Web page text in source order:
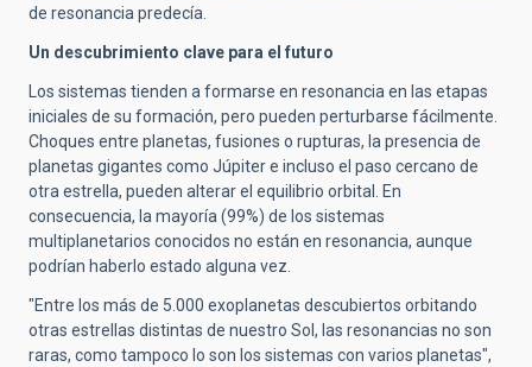
de resonancia predecía.
Un descubrimiento clave para el futuro
Los sistemas tienden a formarse en resonancia en las etapas
iniciales de su formación, pero pueden perturbarse fácilmente.
Choques entre planetas, fusiones o rupturas, la presencia de
planetas gigantes como Júpiter e incluso el paso cercano de
otra estrella, pueden alterar el equilibrio orbital. En
consecuencia, la mayoría (99%) de los sistemas
multiplanetarios conocidos no están en resonancia, aunque
podrían haberlo estado alguna vez.
"Entre los más de 5.000 exoplanetas descubiertos orbitando
otras estrellas distintas de nuestro Sol, las resonancias no son
raras, como tampoco lo son los sistemas con varios planetas",